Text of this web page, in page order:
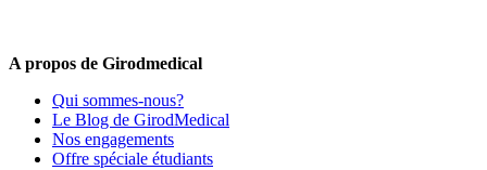
A propos de Girodmedical
Qui sommes-nous?
Le Blog de GirodMedical
Nos engagements
Offre spéciale étudiants